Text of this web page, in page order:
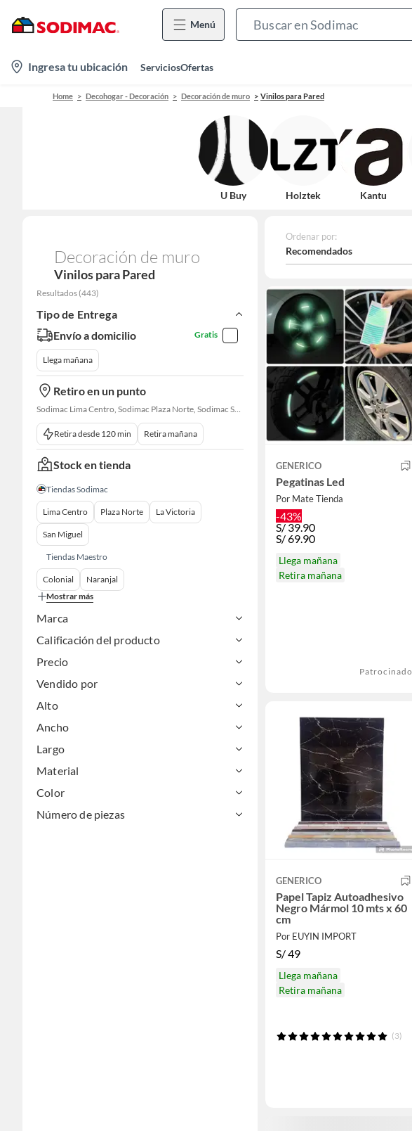
Menú
location-
icon
Ingresa tu ubicación ServiciosOfertas
Home Decohogar - Decoración Decoración de muro Vinilos para Pared
U Buy Holztek Kantu
Decoración de muro
Vinilos para Pared
Resultados (443)
Tipo de Entrega
Envío a domicilio
Gratis
Llega mañana
Retiro en un punto
Sodimac Lima Centro, Sodimac Plaza Norte, Sodimac San Miguel, Sodimac S. J. Lurigancho, Sodimac Primavera, Sodimac Chacarilla, Sodimac Av. La Molina, Sodimac Colonial, Sodimac Naranjal
Retira desde 120 min Retira mañana
Stock en tienda
Tiendas Sodimac
Lima Centro Plaza Norte La Victoria
San Miguel
Tiendas Maestro
Colonial
Naranjal
Mostrar más
Marca
Calificación del producto
Precio
Vendido por
Alto
Ancho
Largo
Material
Color
Número de piezas
Ordenar por:
Recomendados
GENERICO
Pegatinas Led
Por Mate Tienda
-43%
S/ 39.90
S/69.90
Llega mañana
Retira mañana
Patrocinado
GENERICO
Papel Tapiz Autoadhesivo
Negro Mármol 10 mts x 60
cm
Por EUYIN IMPORT
S/49
Llega mañana
Retira mañana
(3)